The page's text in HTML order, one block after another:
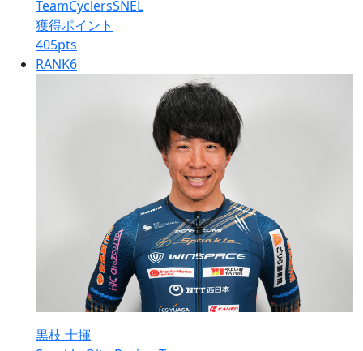
TeamCyclersSNEL
獲得ポイント
405pts
RANK6
黒枝 士揮